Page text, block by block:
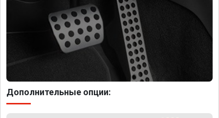
Дополнительные опции: